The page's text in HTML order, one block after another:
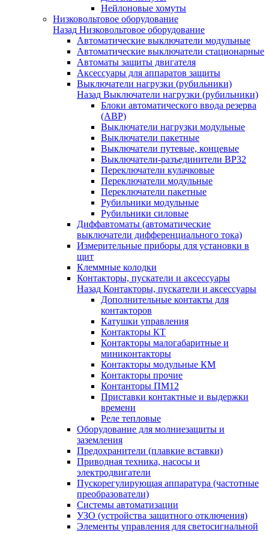
Нейлоновые хомуты
Низковольтовое оборудование
Назад Низковольтовое оборудование
Автоматические выключатели модульные
Автоматические выключатели стационарные
Автоматы защиты двигателя
Аксессуары для аппаратов защиты
Выключатели нагрузки (рубильники)
Назад Выключатели нагрузки (рубильники)
Блоки автоматического ввода резерва
(АВР)
Выключатели нагрузки модульные
Выключатели пакетные
Выключатели путевые, концевые
Выключатели-разъединители ВР32
Переключатели кулачковые
Переключатели модульные
Переключатели пакетные
Рубильники модульные
Рубильники силовые
Диффавтоматы (автоматические
выключатели дифференциального тока)
Измерительные приборы для установки в
щит
Клеммные колодки
Контакторы, пускатели и аксессуары
Назад Контакторы, пускатели и аксессуары
Дополнительные контакты для
контакторов
Катушки управления
Контакторы КТ
Контакторы малогабаритные и
миниконтакторы
Контакторы модульные КМ
Контакторы прочие
Контанторы ПМ12
Приставки контактные и выдержки
времени
Реле тепловые
Оборудование для молниезащиты и
заземления
Предохранители (плавкие вставки)
Приводная техника, насосы и
электродвигатели
Пускорегулирующая аппаратура (частотные
преобразователи)
Системы автоматизации
УЗО (устройства защитного отключения)
Элементы управления для светосигнальной